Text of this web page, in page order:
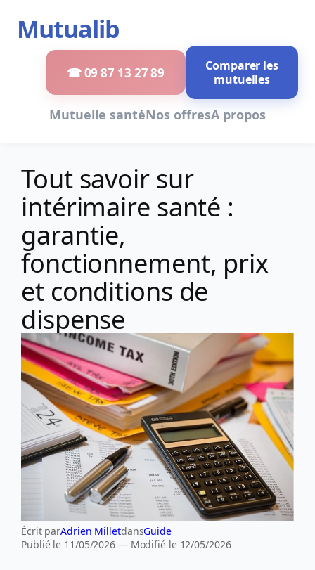
contenu
Mutualib
Mutuelle santéNos offresA propos
☎ 09 87 13 27 89
Comparer les
mutuelles
Tout savoir sur
intérimaire santé :
garantie,
fonctionnement, prix
et conditions de
dispense
Écrit parAdrien MilletdansGuide
Publié le 11/05/2026 — Modifié le 12/05/2026